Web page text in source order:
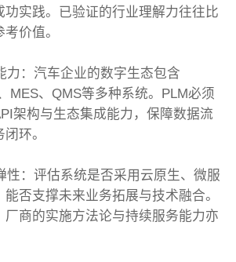
功实践。已验证的行业理解力往往比
价值。
力：汽车企业的数字生态包含
MES、QMS等多种系统。PLM必须
架构与生态集成能力，保障数据流
环。
性：评估系统是否采用云原生、微服
否支撑未来业务拓展与技术融合。
厂商的实施方法论与持续服务能力亦